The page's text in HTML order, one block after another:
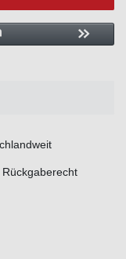
Rückgaberecht